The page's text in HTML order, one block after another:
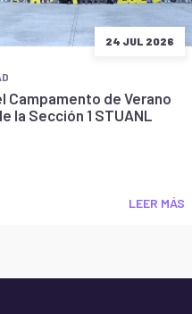
24 JUL 2026
Campamento de Verano
la Sección 1 STUANL
LEER MÁS